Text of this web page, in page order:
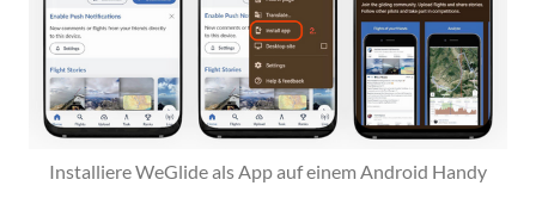
Installiere WeGlide als App auf einem Android Handy